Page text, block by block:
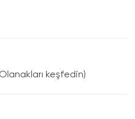
keşfedin)